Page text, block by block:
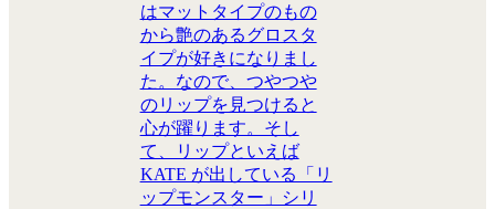
はマットタイプのもの
から艶のあるグロスタ
イプが好きになりまし
た。なので、つやつや
のリップを見つけると
心が躍ります。そし
て、リップといえば
KATE が出している「リ
ップモンスター」シリ